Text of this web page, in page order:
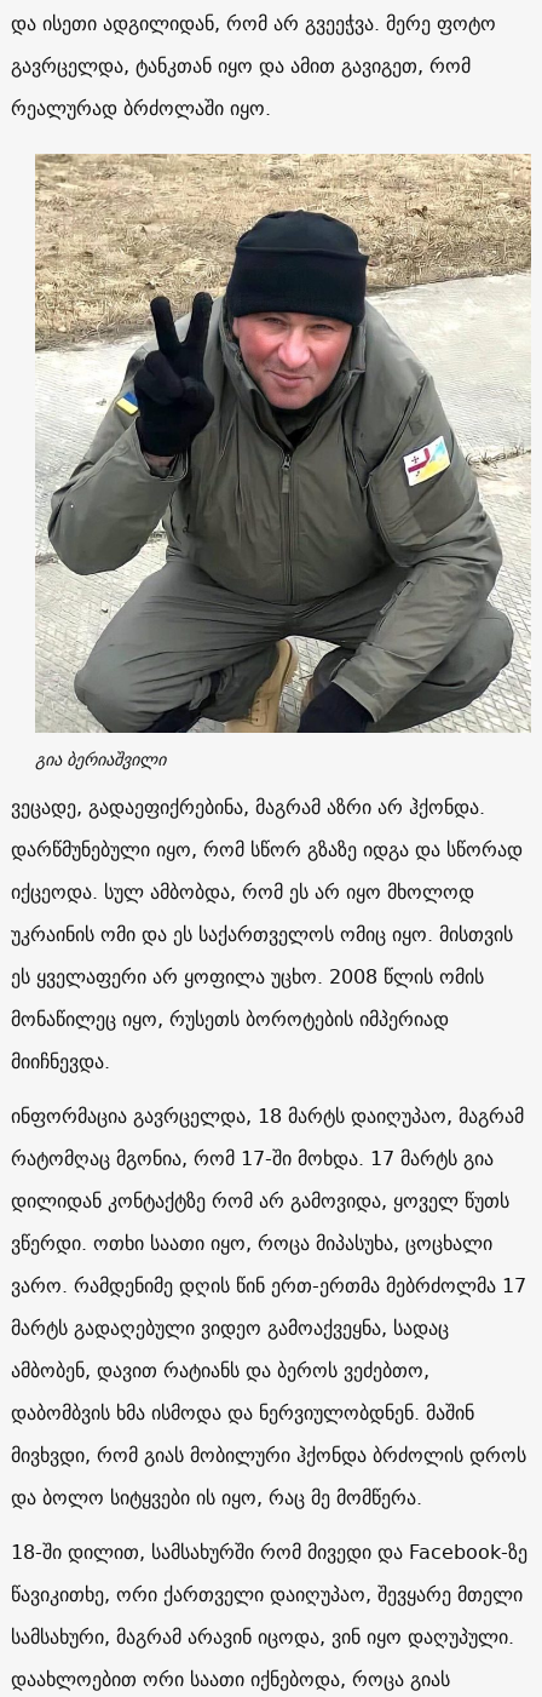
და ისეთი ადგილიდან, რომ არ გვეეჭვა. მერე ფოტო
გავრცელდა, ტანკთან იყო და ამით გავიგეთ, რომ
რეალურად ბრძოლაში იყო.
გია ბერიაშვილი
ვეცადე, გადაეფიქრებინა, მაგრამ აზრი არ ჰქონდა.
დარწმუნებული იყო, რომ სწორ გზაზე იდგა და სწორად
იქცეოდა. სულ ამბობდა, რომ ეს არ იყო მხოლოდ
უკრაინის ომი და ეს საქართველოს ომიც იყო. მისთვის
ეს ყველაფერი არ ყოფილა უცხო. 2008 წლის ომის
მონაწილეც იყო, რუსეთს ბოროტების იმპერიად
მიიჩნევდა.
ინფორმაცია გავრცელდა, 18 მარტს დაიღუპაო, მაგრამ
რატომღაც მგონია, რომ 17-ში მოხდა. 17 მარტს გია
დილიდან კონტაქტზე რომ არ გამოვიდა, ყოველ წუთს
ვწერდი. ოთხი საათი იყო, როცა მიპასუხა, ცოცხალი
ვარო. რამდენიმე დღის წინ ერთ-ერთმა მებრძოლმა 17
მარტს გადაღებული ვიდეო გამოაქვეყნა, სადაც
ამბობენ, დავით რატიანს და ბეროს ვეძებთო,
დაბომბვის ხმა ისმოდა და ნერვიულობდნენ. მაშინ
მივხვდი, რომ გიას მობილური ჰქონდა ბრძოლის დროს
და ბოლო სიტყვები ის იყო, რაც მე მომწერა.
18-ში დილით, სამსახურში რომ მივედი და Facebook-ზე
წავიკითხე, ორი ქართველი დაიღუპაო, შევყარე მთელი
სამსახური, მაგრამ არავინ იცოდა, ვინ იყო დაღუპული.
დაახლოებით ორი საათი იქნებოდა, როცა გიას